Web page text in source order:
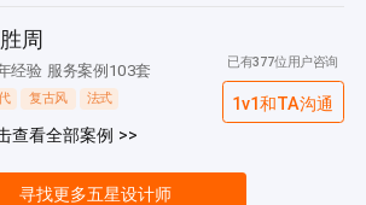
周
经验 服务案例103套
复古风 法式
查看全部案例 >>
已有377位用户咨询
1v1和TA沟通
寻找更多五星设计师